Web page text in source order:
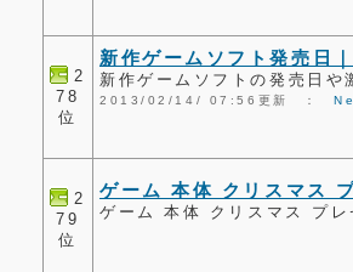
2
78
位
新作ゲームソフト発売日
新作ゲームソフトの発売日
2013/02/14/ 07:56更新 ：
2
79
位
ゲーム 本体 クリスマス
ゲーム 本体 クリスマス プ